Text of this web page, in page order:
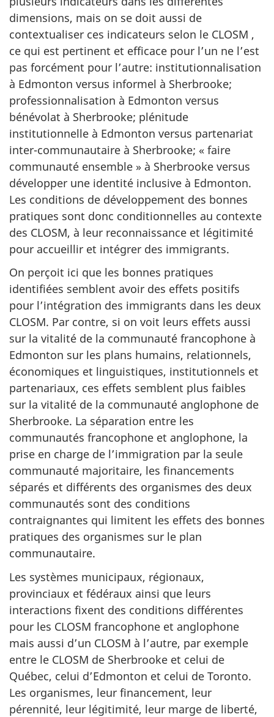
dimensions, mais on se doit aussi de
contextualiser ces indicateurs selon le CLOSM ,
ce qui est pertinent et efficace pour l’un ne l’est
pas forcément pour l’autre: institutionnalisation
à Edmonton versus informel à Sherbrooke;
professionnalisation à Edmonton versus
bénévolat à Sherbrooke; plénitude
institutionnelle à Edmonton versus partenariat
inter-communautaire à Sherbrooke; « faire
communauté ensemble » à Sherbrooke versus
développer une identité inclusive à Edmonton.
Les conditions de développement des bonnes
pratiques sont donc conditionnelles au contexte
des CLOSM, à leur reconnaissance et légitimité
pour accueillir et intégrer des immigrants.
On perçoit ici que les bonnes pratiques
identifiées semblent avoir des effets positifs
pour l’intégration des immigrants dans les deux
CLOSM. Par contre, si on voit leurs effets aussi
sur la vitalité de la communauté francophone à
Edmonton sur les plans humains, relationnels,
économiques et linguistiques, institutionnels et
partenariaux, ces effets semblent plus faibles
sur la vitalité de la communauté anglophone de
Sherbrooke. La séparation entre les
communautés francophone et anglophone, la
prise en charge de l’immigration par la seule
communauté majoritaire, les financements
séparés et différents des organismes des deux
communautés sont des conditions
contraignantes qui limitent les effets des bonnes
pratiques des organismes sur le plan
communautaire.
Les systèmes municipaux, régionaux,
provinciaux et fédéraux ainsi que leurs
interactions fixent des conditions différentes
pour les CLOSM francophone et anglophone
mais aussi d’un CLOSM à l’autre, par exemple
entre le CLOSM de Sherbrooke et celui de
Québec, celui d’Edmonton et celui de Toronto.
Les organismes, leur financement, leur
pérennité, leur légitimité, leur marge de liberté,